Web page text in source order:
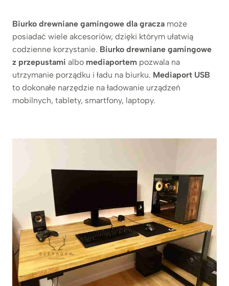
Biurko drewniane gamingowe dla gracza może
posiadać wiele akcesoriów, dzięki którym ułatwią
codzienne korzystanie. Biurko drewniane gamingowe
z przepustami albo mediaportem pozwala na
utrzymanie porządku i ładu na biurku. Mediaport USB
to dokonałe narzędzie na ładowanie urządzeń
mobilnych, tablety, smartfony, laptopy.